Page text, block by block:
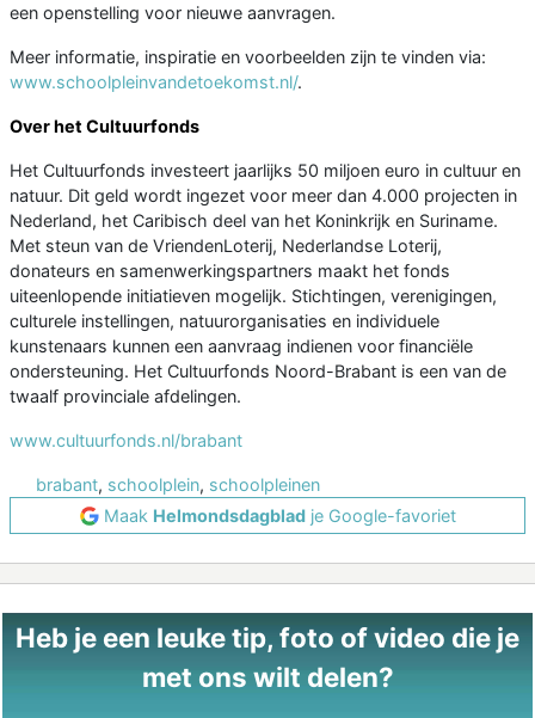
een openstelling voor nieuwe aanvragen.
Meer informatie, inspiratie en voorbeelden zijn te vinden via:
www.schoolpleinvandetoekomst.nl/.
Over het Cultuurfonds
Het Cultuurfonds investeert jaarlijks 50 miljoen euro in cultuur en
natuur. Dit geld wordt ingezet voor meer dan 4.000 projecten in
Nederland, het Caribisch deel van het Koninkrijk en Suriname.
Met steun van de VriendenLoterij, Nederlandse Loterij,
donateurs en samenwerkingspartners maakt het fonds
uiteenlopende initiatieven mogelijk. Stichtingen, verenigingen,
culturele instellingen, natuurorganisaties en individuele
kunstenaars kunnen een aanvraag indienen voor financiële
ondersteuning. Het Cultuurfonds Noord-Brabant is een van de
twaalf provinciale afdelingen.
www.cultuurfonds.nl/brabant
brabant, schoolplein, schoolpleinen
Maak Helmondsdagbladje Google-favoriet
Heb je een leuke tip, foto of video die je
met ons wilt delen?